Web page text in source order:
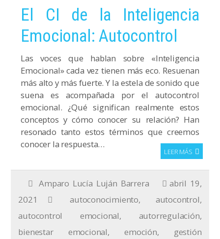
El CI de la Inteligencia
Emocional: Autocontrol
Las voces que hablan sobre «Inteligencia
Emocional» cada vez tienen más eco. Resuenan
más alto y más fuerte. Y la estela de sonido que
suena es acompañada por el autocontrol
emocional. ¿Qué significan realmente estos
conceptos y cómo conocer su relación? Han
resonado tanto estos términos que creemos
conocer la respuesta…
LEER MÁS
Amparo Lucía Luján Barrera
abril 19,
2021
autoconocimiento, autocontrol,
autocontrol emocional, autorregulación,
bienestar emocional,emoción, gestión